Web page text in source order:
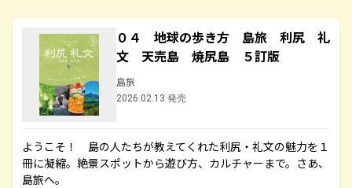
０４ 地球の歩き方 島旅 利尻 礼
文 天売島 焼尻島 ５訂版
島旅
2026.02.13 発売
ようこそ！ 島の人たちが教えてくれた利尻・礼文の魅力を１
冊に凝縮。絶景スポットから遊び方、カルチャーまで。さあ、
島旅へ。